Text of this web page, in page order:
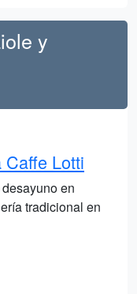
y
Caffe Lotti
en
tradicional en